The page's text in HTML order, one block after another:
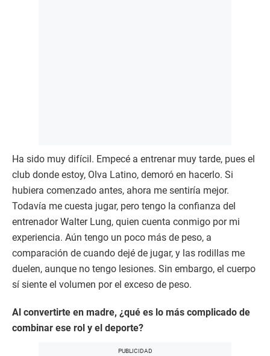
Ha sido muy difícil. Empecé a entrenar muy tarde, pues el
club donde estoy, Olva Latino, demoró en hacerlo. Si
hubiera comenzado antes, ahora me sentiría mejor.
Todavía me cuesta jugar, pero tengo la confianza del
entrenador Walter Lung, quien cuenta conmigo por mi
experiencia. Aún tengo un poco más de peso, a
comparación de cuando dejé de jugar, y las rodillas me
duelen, aunque no tengo lesiones. Sin embargo, el cuerpo
sí siente el volumen por el exceso de peso.
Al convertirte en madre, ¿qué es lo más complicado de
combinar ese rol y el deporte?